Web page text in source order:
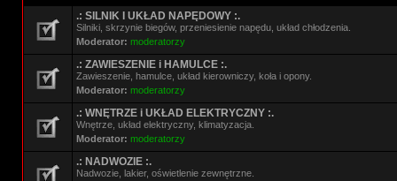
.: SILNIK I UKŁAD NAPĘDOWY :.
Silniki, skrzynie biegów, przeniesienie napędu, układ chłodzenia.
Moderator: moderatorzy
.: ZAWIESZENIE i HAMULCE :.
Zawieszenie, hamulce, układ kierowniczy, koła i opony.
Moderator: moderatorzy
.: WNĘTRZE i UKŁAD ELEKTRYCZNY :.
Wnętrze, układ elektryczny, klimatyzacja.
Moderator: moderatorzy
.: NADWOZIE :.
Nadwozie, lakier, oświetlenie zewnętrzne.